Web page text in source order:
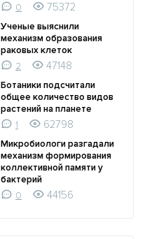
0
75372
Ученые выяснили
механизм образования
раковых клеток
2
47148
Ботаники подсчитали
общее количество видов
растений на планете
1
62798
Микробиологи разгадали
механизм формирования
коллективной памяти у
бактерий
0
44156